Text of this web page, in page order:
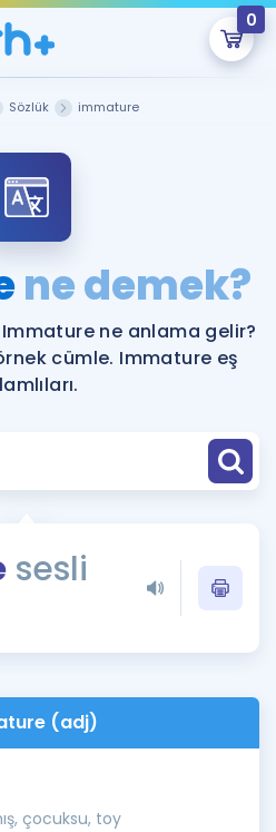
0
DEĞİLİM
Şu An Boş.
hazırlayacak onlarca eğitim seni
bekliyor!
Sözlük immature
ne demek?
ne anlama gelir?
cümle. Immature eş
sesli
(adj)
çocuksu, toy